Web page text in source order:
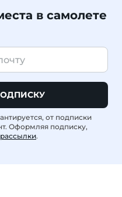
в самолете
от подписки
Оформляя подписку,
.